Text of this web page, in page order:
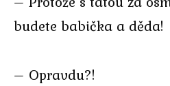
budete babička a děda!
– Opravdu?!